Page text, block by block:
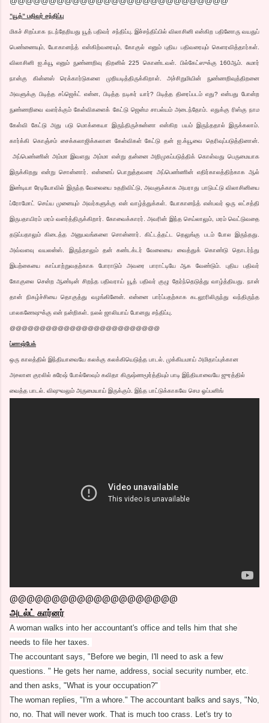
”யூத்” பதிவர் சந்திப்பு
மிகச் சிறப்பாக நடந்தேறியது யூத் பதிவர் சந்திப்பு. இச்சந்திப்பில் விலாசினி என்கிற பதினோரு வயதுப்
பெண்ணையும், யோகானந்த் என்கிற்வரையும், கோகுல் எனும் புதிய பதிவரையும் கெளரவித்தார்கள்.
விலாசினி ஐ.க்யூ எனும் நுண்ணறிவு திறனில் 225 கொண்டவள். பில்கேட்ஸுக்கு 160ஆம். சுமார்
நான்கு கின்னஸ் ரெக்கார்டுகளை முறியடித்திருக்கிறாள். அச்சிறுமியின் நுண்ணறிவுத்திறனை
அவளுக்கு பிடித்த சப்ஜெக்ட் என்ன, பிடித்த நடிகர் யார்? பிடித்த திரைப்படம் எது? என்பது போன்ற
நுண்ணறிவை வளர்க்கும் கேள்விகளைக் கேட்டு ஜென்ம சாபல்யம் அடைந்தோம். எதுக்கு ரிஸ்கு நாம
கேள்வி கேட்டு அது படு மொக்கையா இருந்திருச்சுன்னா என்கிற பயம் இருந்ததால் இருக்கலாம்.
கார்க்கி கொஞ்சம் சைக்கலாஜிக்கலான கேள்விகள் கேட்டு தன் ஐ.க்யூவை தெரிவுப்படுத்தினான்.
அப்பெண்ணின் அம்மா இவளது அம்மா என்று தன்னை அறிமுகப்படுத்திக் கொள்வது பெருமையாக
இருக்கிறது என்று சொன்னார். என்னைப் பொறுத்தவரை அப்பெண்ணின் எதிர்காலத்திற்காக ஆல்
இண்டியா ரேடியோவில் இருந்த வேலையை உதறிவிட்டு, அவளுக்காக அயராது பாடுபட்டு விலாசினியை
ப்ரோமோட் செய்ய முனையும் அவர்களுக்கு என் வாழ்த்துக்கள். யோகானந்த் என்பவர் ஒரு லட்சத்தி
இருபதாயிரம் மரம் வளர்த்திருக்கிறார். கோவைக்காரர். அவரின் இந்த செய்லாலும், மரம் வெட்டுவதை
தடுப்பதாலும் கிடைத்த அனுபவங்களை சொன்னார். கிட்டத்தட்ட தெலுங்கு படம் போல இருந்தது.
அவ்வளவு வயலன்ஸ். இருந்தாலும் தன் கண்டக்டர் வேலையை வைத்துக் கொண்டு தொடர்ந்து
இயற்கையை காப்பாற்றுவதற்காக போராடும் அவரை பாராட்டியே ஆக வேண்டும். புதிய பதிவர்
கோகுலை சென்ற ஆண்டின் சிறந்த பதிவராய் யூத் பதிவர் குழு தேர்ந்தெடுத்து வாழ்த்தியது. நான்
தான் நிகழ்ச்சியை தொகுத்து வழங்கினேன். என்னை பார்ப்பதற்காக கடலூரிலிருந்து வந்திருந்த
பாலகணேஷுக்கு என் நன்றிகள். நலல் ஜாலியாய் போனது சந்திப்பு.
@@@@@@@@@@@@@@@@@@@@@@@@@
ப்ளாஷ்பேக்
ஒரு காலத்தில் இந்தியாவையே கலக்கு கலக்கியெடுத்த பாடல். முக்கியமாய் அமிதாப்புக்கான
அசலான குரலில் சுரேஷ் போல்ஸேவும் கவிதா கிருஷ்ணமூர்த்தியும் பாடி இந்தியாவையே ஜுரத்தில்
வைத்த பாடல். விஷுவலும் அருமையாய் இருக்கும். இந்த பாட்டுக்காகவே செம ஓப்பனிங்
@@@@@@@@@@@@@@@@@@@@
அடல்ட் கார்னர்
A woman walks into her accountant's office and tells him that she
needs to file her taxes.
The accountant says, "Before we begin, I'll need to ask a few
questions. " He gets her name, address, social security number, etc.
and then asks, "What is your occupation?"
The woman replies, "I'm a whore." The accountant balks and says, "No,
no, no. That will never work. That is much too crass. Let's try to